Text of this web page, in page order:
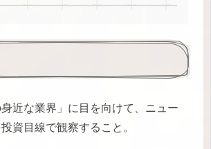
近な業界」に目を向けて、ニュー
資目線で観察すること。